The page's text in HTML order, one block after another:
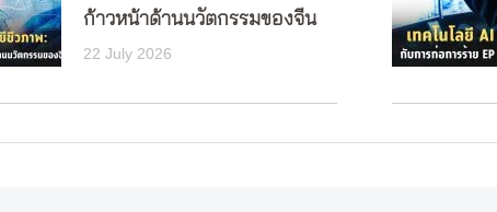
ก้าวหน้าด้านนวัตกรรมของจีน
22 July 2026